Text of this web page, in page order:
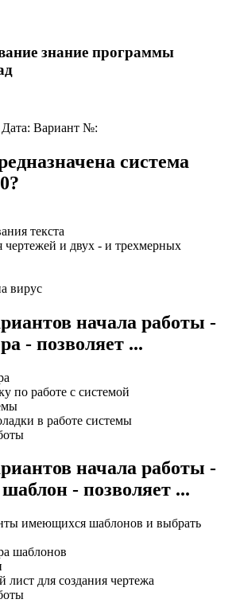
знание программы
Дата: Вариант №:
система
текста
чертежей и двух - и трехмерных
вирус
начала работы -
- позволяет ...
по работе с системой
в работе системы
начала работы -
- позволяет ...
имеющихся шаблонов и выбрать
шаблонов
лист для создания чертежа